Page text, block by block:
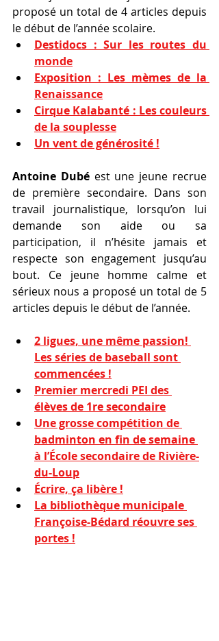
proposé un total de 4 articles depuis
le début de l’année scolaire.
Destidocs : Sur les routes du
monde
Exposition : Les mèmes de la
Renaissance
Cirque Kalabanté : Les couleurs
de la souplesse
Un vent de générosité !
Antoine Dubé est une jeune recrue
de première secondaire. Dans son
travail journalistique, lorsqu’on lui
demande son aide ou sa
participation, il n’hésite jamais et
respecte son engagement jusqu’au
bout. Ce jeune homme calme et
sérieux nous a proposé un total de 5
articles depuis le début de l’année.
2 ligues, une même passion!
Les séries de baseball sont
commencées !
Premier mercredi PEI des
élèves de 1re secondaire
Une grosse compétition de
badminton en fin de semaine
à l’École secondaire de Rivière-
du-Loup
Écrire, ça libère !
La bibliothèque municipale
Françoise-Bédard réouvre ses
portes !